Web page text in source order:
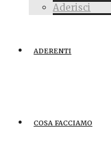
Aderisci
ADERENTI
COSA FACCIAMO